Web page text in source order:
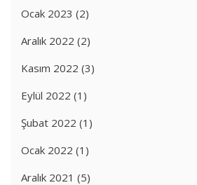
Ocak 2023 (2)
Aralık 2022 (2)
Kasım 2022 (3)
Eylül 2022 (1)
Şubat 2022 (1)
Ocak 2022 (1)
Aralık 2021 (5)